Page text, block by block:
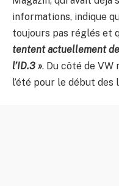
informations, indique
toujours pas réglés et
tentent actuellement
l’ID.3 ». Du côté de VW
l’été pour le début des